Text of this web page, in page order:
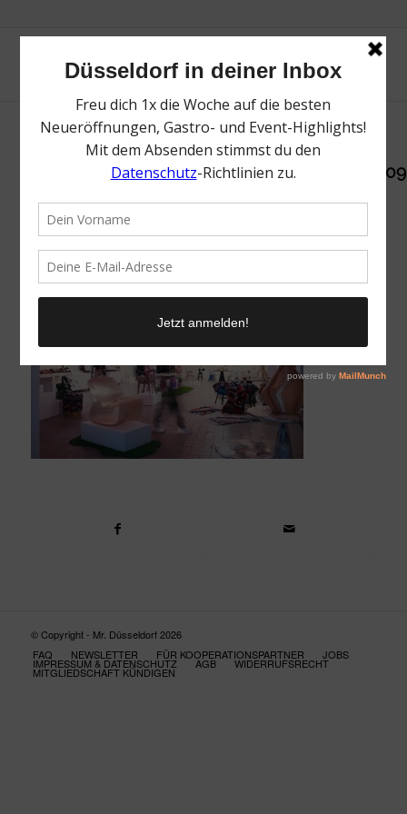
© Copyright - Mr. Düsseldorf 2026
FAQ
NEWSLETTER FÜR KOOPERATIONSPARTNER JOBS
IMPRESSUM & DATENSCHUTZ AGB WIDERRUFSRECHT
MITGLIEDSCHAFT KÜNDIGEN